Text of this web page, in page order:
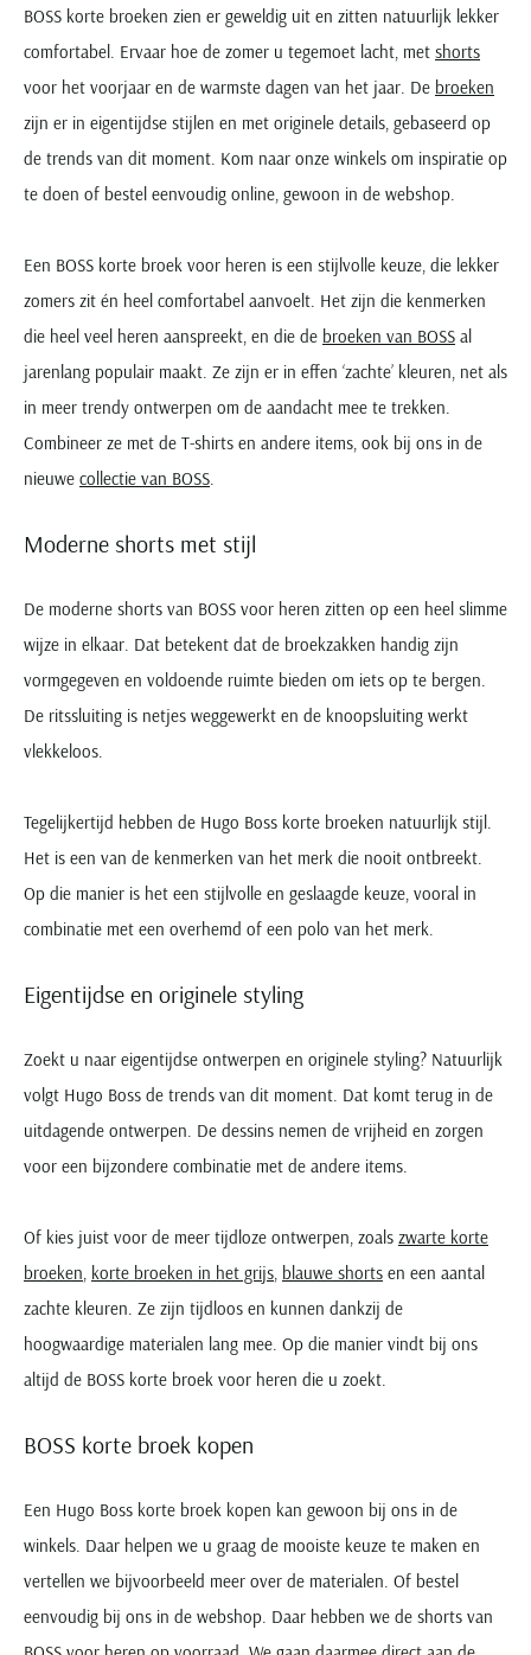
BOSS korte broeken zien er geweldig uit en zitten natuurlijk lekker
comfortabel. Ervaar hoe de zomer u tegemoet lacht, met shorts
voor het voorjaar en de warmste dagen van het jaar. De broeken
zijn er in eigentijdse stijlen en met originele details, gebaseerd op
de trends van dit moment. Kom naar onze winkels om inspiratie op
te doen of bestel eenvoudig online, gewoon in de webshop.
Een BOSS korte broek voor heren is een stijlvolle keuze, die lekker
zomers zit én heel comfortabel aanvoelt. Het zijn die kenmerken
die heel veel heren aanspreekt, en die de broeken van BOSS al
jarenlang populair maakt. Ze zijn er in effen ‘zachte’ kleuren, net als
in meer trendy ontwerpen om de aandacht mee te trekken.
Combineer ze met de T-shirts en andere items, ook bij ons in de
nieuwe collectie van BOSS
Moderne shorts met stijl
De moderne shorts van BOSS voor heren zitten op een heel slimme
wijze in elkaar. Dat betekent dat de broekzakken handig zijn
vormgegeven en voldoende ruimte bieden om iets op te bergen.
De ritssluiting is netjes weggewerkt en de knoopsluiting werkt
vlekkeloos.
Tegelijkertijd hebben de Hugo Boss korte broeken natuurlijk stijl.
Het is een van de kenmerken van het merk die nooit ontbreekt.
Op die manier is het een stijlvolle en geslaagde keuze, vooral in
combinatie met een overhemd of een polo van het merk.
Eigentijdse en originele styling
Zoekt u naar eigentijdse ontwerpen en originele styling? Natuurlijk
volgt Hugo Boss de trends van dit moment. Dat komt terug in de
uitdagende ontwerpen. De dessins nemen de vrijheid en zorgen
voor een bijzondere combinatie met de andere items.
Of kies juist voor de meer tijdloze ontwerpen, zoals zwarte korte
broeken korte broeken in het grijs blauwe shorts en een aantal
zachte kleuren. Ze zijn tijdloos en kunnen dankzij de
hoogwaardige materialen lang mee. Op die manier vindt bij ons
altijd de BOSS korte broek voor heren die u zoekt.
BOSS korte broek kopen
Een Hugo Boss korte broek kopen kan gewoon bij ons in de
winkels. Daar helpen we u graag de mooiste keuze te maken en
vertellen we bijvoorbeeld meer over de materialen. Of bestel
eenvoudig bij ons in de webshop. Daar hebben we de shorts van